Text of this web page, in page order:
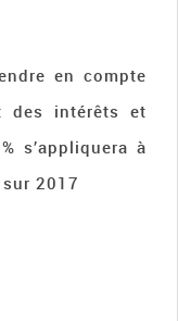
en compte
des intérêts et
s’appliquera à
2017